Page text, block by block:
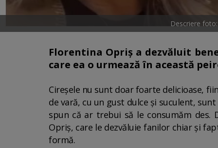
Descriere
Florentina Opriș a dezvăluit
care ea o urmează în această
Cireșele nu sunt doar foarte delicioase,
de vară, cu un gust dulce și suculent,
spun că ar trebui să le consumăm des.
Opriș, care le dezvăluie fanilor chiar și
formă.